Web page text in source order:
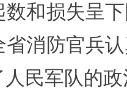
和损失呈
消防官兵
民军队的